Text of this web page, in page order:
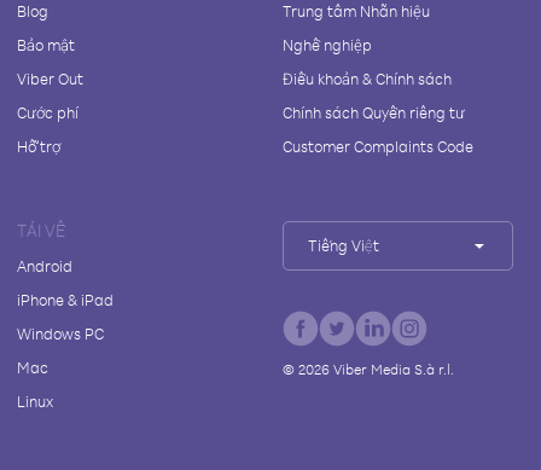
Blog
Bảo mật
Viber Out
Cước phí
Hỗ trợ
Trung tâm Nhãn hiệu
Nghề nghiệp
Điều khoản & Chính sách
Chính sách Quyền riêng tư
Customer Complaints Code
TẢI VỀ
Android
iPhone & iPad
Windows PC
Mac
Linux
Tiếng Việt
© 2026Viber Media S.à r.l.